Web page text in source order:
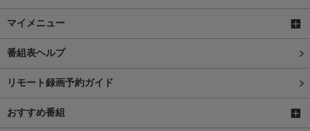
マイメニュー
番組表ヘルプ
リモート録画予約ガイド
おすすめ番組